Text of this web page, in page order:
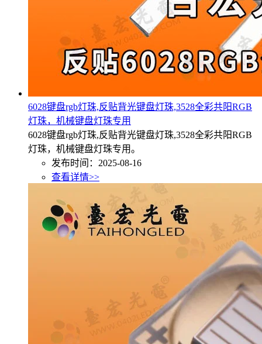
6028键盘rgb灯珠,反贴背光键盘灯珠,3528全彩共阳RGB
灯珠，机械键盘灯珠专用
6028键盘rgb灯珠,反贴背光键盘灯珠,3528全彩共阳RGB
灯珠，机械键盘灯珠专用。
发布时间：2025-08-16
查看详情>>